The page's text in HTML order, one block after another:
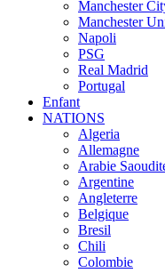
Manchester
Manchester
Napoli
PSG
Real Madrid
Portugal
Enfant
NATIONS
Algeria
Allemagne
Arabie
Argentine
Angleterre
Belgique
Bresil
Chili
Colombie